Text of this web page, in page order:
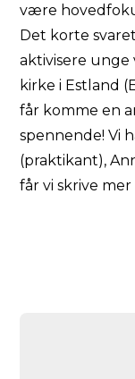
være
Det korte
aktivisere unge
kirke i Estland
får komme en
spennende! Vi
(praktikant),
får vi skrive